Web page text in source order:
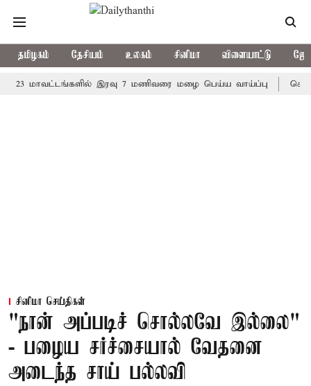
தமிழகம் தேசியம் உலகம் சினிமா விளையாட்டு
இரவு 7 மணிவரை மழை பெய்ய வாய்ப்பு கொரிய
சினிமா செய்திகள்
"நான் அப்படிச் சொல்லவே இல்லை"
- பழைய சர்ச்சையால் வேதனை
அடைந்த சாய் பல்லவி